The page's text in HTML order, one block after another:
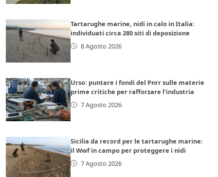
Tartarughe marine, nidi in calo in Italia:
individuati circa 280 siti di deposizione
8 Agosto 2026
Urso: puntare i fondi del Pnrr sulle materie
prime critiche per rafforzare l’industria
7 Agosto 2026
Sicilia da record per le tartarughe marine:
il Wwf in campo per proteggere i nidi
7 Agosto 2026